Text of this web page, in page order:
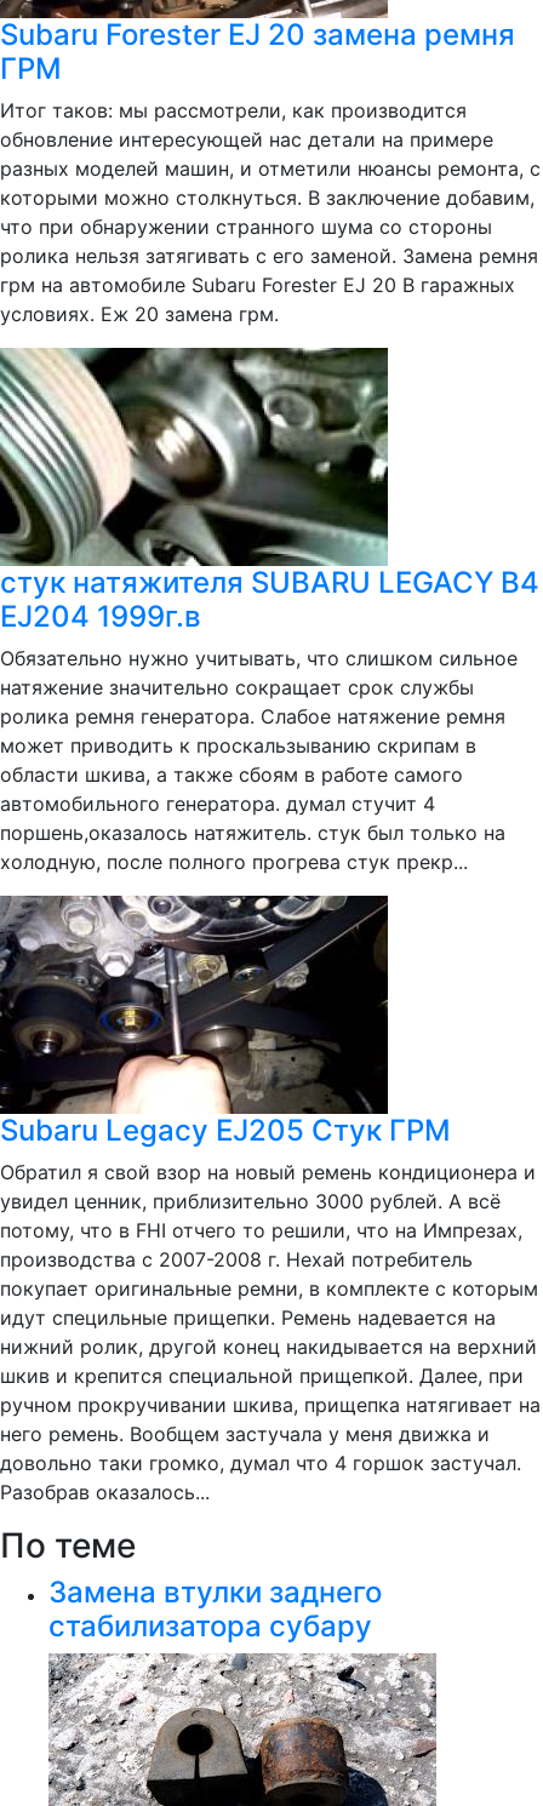
Subaru Forester EJ 20 замена ремня
ГРМ
Итог таков: мы рассмотрели, как производится
обновление интересующей нас детали на примере
разных моделей машин, и отметили нюансы ремонта, с
которыми можно столкнуться. В заключение добавим,
что при обнаружении странного шума со стороны
ролика нельзя затягивать с его заменой. Замена ремня
грм на автомобиле Subaru Forester EJ 20 В гаражных
условиях. Еж 20 замена грм.
стук натяжителя SUBARU LEGACY B4
EJ204 1999г.в
Обязательно нужно учитывать, что слишком сильное
натяжение значительно сокращает срок службы
ролика ремня генератора. Слабое натяжение ремня
может приводить к проскальзыванию скрипам в
области шкива, а также сбоям в работе самого
автомобильного генератора. думал стучит 4
поршень,оказалось натяжитель. стук был только на
холодную, после полного прогрева стук прекр...
Subaru Legacy EJ205 Стук ГРМ
Обратил я свой взор на новый ремень кондиционера и
увидел ценник, приблизительно 3000 рублей. А всё
потому, что в FHI отчего то решили, что на Импрезах,
производства с 2007-2008 г. Нехай потребитель
покупает оригинальные ремни, в комплекте с которым
идут специльные прищепки. Ремень надевается на
нижний ролик, другой конец накидывается на верхний
шкив и крепится специальной прищепкой. Далее, при
ручном прокручивании шкива, прищепка натягивает на
него ремень. Вообщем застучала у меня движка и
довольно таки громко, думал что 4 горшок застучал.
Разобрав оказалось...
По теме
Замена втулки заднего
стабилизатора субару